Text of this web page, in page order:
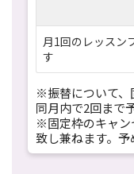
月1回のレッス
す
※振替について、
同月内で2回まで
※固定枠のキャン
致し兼ねます。予